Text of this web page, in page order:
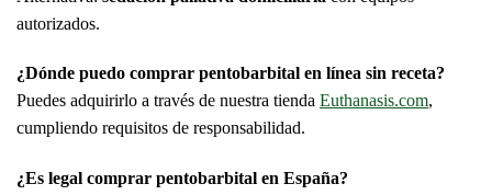
autorizados.
¿Dónde puedo comprar pentobarbital en línea sin receta?
Puedes adquirirlo a través de nuestra tienda Euthanasis.com,
cumpliendo requisitos de responsabilidad.
¿Es legal comprar pentobarbital en España?